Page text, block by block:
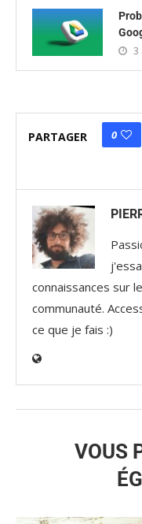
3
PARTAGER 0
connaissances sur
communauté.
ce que je fais :)
VOUS